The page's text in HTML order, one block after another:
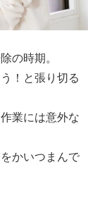
の時期。
！と張り切る
業には意外な
かいつまんで